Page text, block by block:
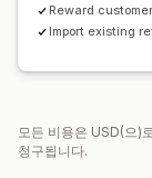
Reward
Import existing
모든 비용은 USD(으)
청구됩니다.